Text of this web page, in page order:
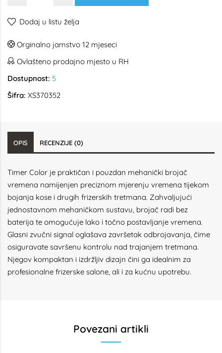
Dodaj u listu želja
Orginalno jamstvo 12 mjeseci
Ovlašteno prodajno mjesto u RH
Dostupnost: 5
Šifra: XS370352
OPIS RECENZIJE (0)
Timer Color je praktičan i pouzdan mehanički brojač
vremena namijenjen preciznom mjerenju vremena tijekom
bojanja kose i drugih frizerskih tretmana. Zahvaljujući
jednostavnom mehaničkom sustavu, brojač radi bez
baterija te omogućuje lako i točno postavljanje vremena.
Glasni zvučni signal oglašava završetak odbrojavanja, čime
osiguravate savršenu kontrolu nad trajanjem tretmana.
Njegov kompaktan i izdržljiv dizajn čini ga idealnim za
profesionalne frizerske salone, ali i za kućnu upotrebu.
Povezani artikli